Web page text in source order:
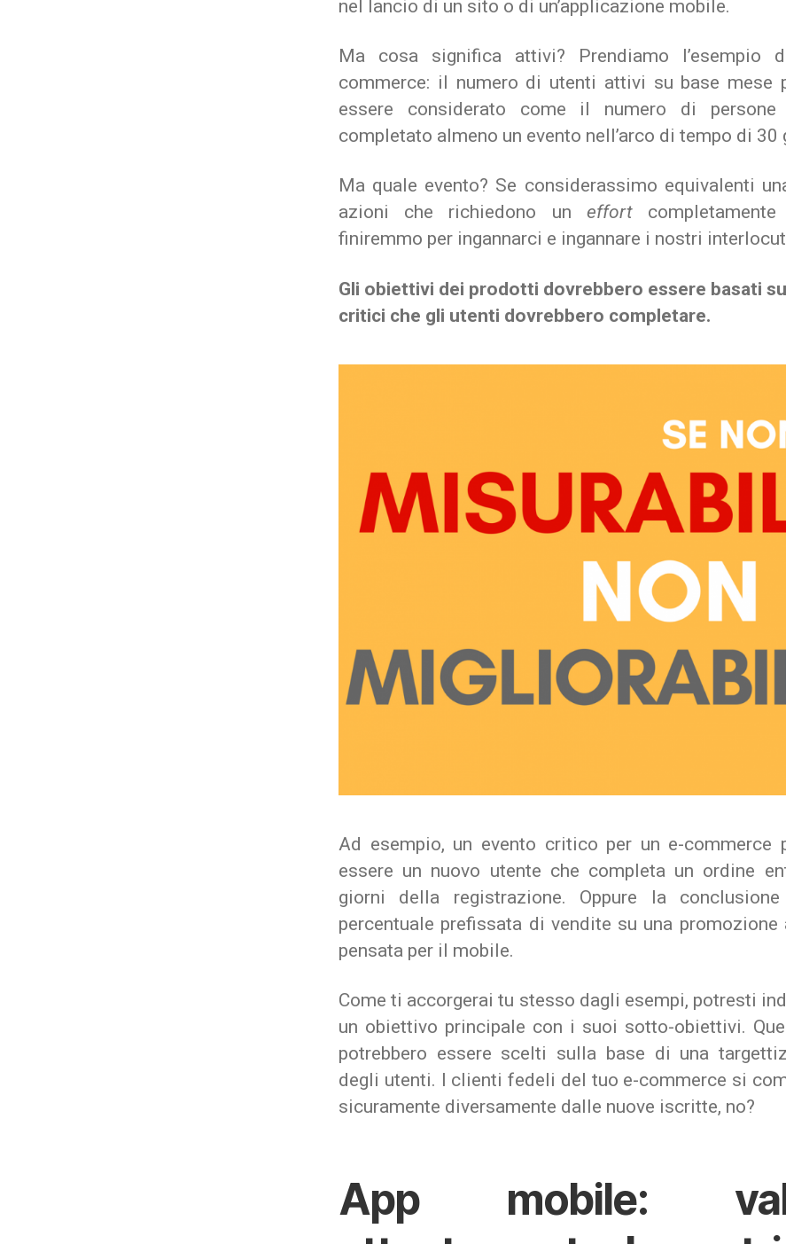
nel lancio di un sito o di un’applicazione mobile.
Ma cosa significa attivi? Prendiamo l’esempio
commerce: il numero di utenti attivi su base mese
essere considerato come il numero di
completato almeno un evento nell’arco di tempo di 30
Ma quale evento? Se considerassimo equivalenti
azioni che richiedono un effortcompletamente
finiremmo per ingannarci e ingannare i nostri
Gli obiettivi dei prodotti dovrebbero essere basati
critici che gli utenti dovrebbero completare.
Ad esempio, un evento critico per un e-commerce
essere un nuovo utente che completa un ordine
giorni della registrazione. Oppure la
percentuale prefissata di vendite su una promozione
pensata per il mobile.
Come ti accorgerai tu stesso dagli esempi, potresti
un obiettivo principale con i suoi sotto-obiettivi.
potrebbero essere scelti sulla base di una
degli utenti. I clienti fedeli del tuo e-commerce si
sicuramente diversamente dalle nuove iscritte, no?
App mobile: